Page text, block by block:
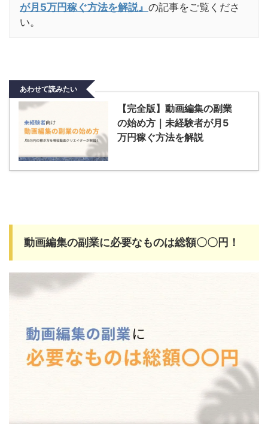
が月5万円稼ぐ方法を解説』 の記事をご覧くださ
い。
あわせて読みたい
【完全版】動画編集の副業
の始め方｜未経験者が月5
万円稼ぐ方法を解説
動画編集の副業に必要なものは総額〇〇円！